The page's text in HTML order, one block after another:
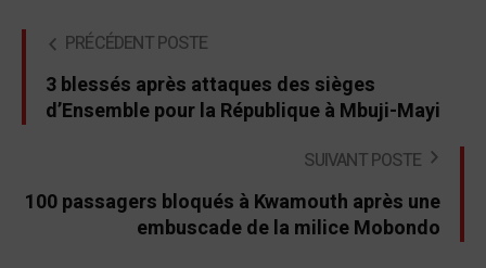
PRÉCÉDENT POSTE
3 blessés après attaques des sièges
d’Ensemble pour la République à Mbuji-Mayi
SUIVANT POSTE
100 passagers bloqués à Kwamouth après une
embuscade de la milice Mobondo